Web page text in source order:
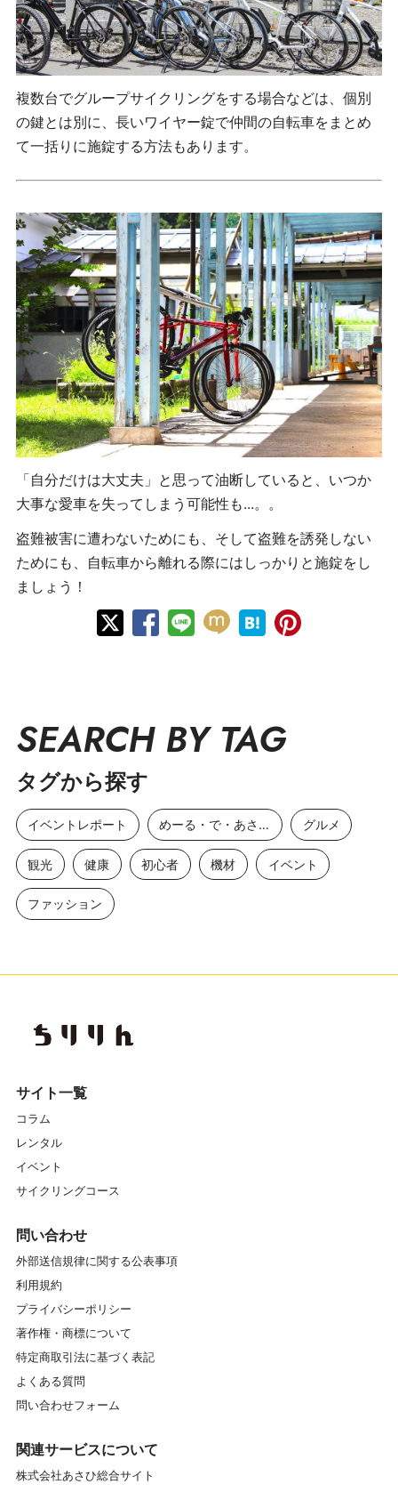
複数台でグループサイクリングをする場合などは、個別
の鍵とは別に、長いワイヤー錠で仲間の自転車をまとめ
て一括りに施錠する方法もあります。
「自分だけは大丈夫」と思って油断していると、いつか
大事な愛車を失ってしまう可能性も...。。
盗難被害に遭わないためにも、そして盗難を誘発しない
ためにも、自転車から離れる際にはしっかりと施錠をし
ましょう！
SEARCH BY TAG
タグから探す
イベントレポート めーる・で・あさひ グルメ
観光 健康 初心者 機材 イベント
ファッション
サイト一覧
コラム
レンタル
イベント
サイクリングコース
問い合わせ
外部送信規律に関する公表事項
利用規約
プライバシーポリシー
著作権・商標について
特定商取引法に基づく表記
よくある質問
問い合わせフォーム
関連サービスについて
株式会社あさひ総合サイト